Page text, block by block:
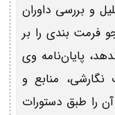
و بررسی داوران
فرمت بندی را بر
پایان‌نامه وی
منابع و
را طبق دستورات‌